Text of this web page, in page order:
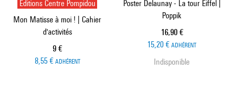
Editions Centre Pompidou
Mon Matisse à moi ! | Cahier
d'activités
Prix ​​actuel
9 €
8,55 € ADHÉRENT
Poster Delaunay - La tour Eiffel |
Poppik
Prix ​​actuel
16,90 €
15,20 € ADHÉRENT
Indisponible